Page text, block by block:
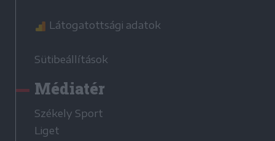
Látogatottsági adatok
Sütibeállítások
Médiatér
Székely Sport
Liget